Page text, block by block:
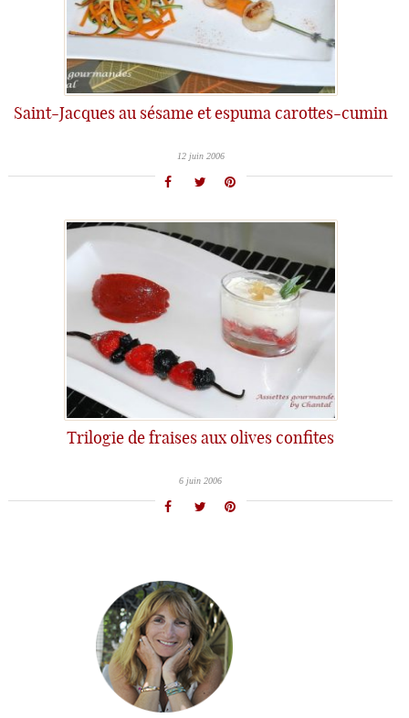
Saint-Jacques au sésame et espuma carottes-cumin
12 juin 2006
Trilogie de fraises aux olives confites
6 juin 2006